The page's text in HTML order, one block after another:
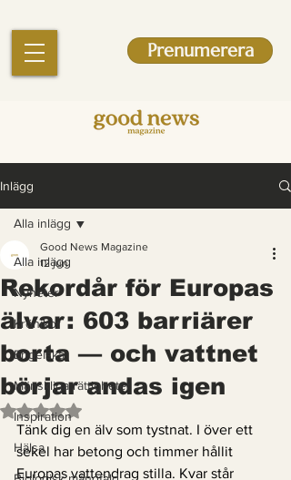
Prenumerera
Inlägg
Alla inlägg
Nyheter
Krönikor
Engelska
Mänskliga rättigheter
Inspiration
Hälsa
Alla inlägg
Rekordår för Europas
älvar: 603 barriärer
borta — och vattnet
börjar andas igen
Good News Magazine
12 juni
Betygsatt till NaN av 5 stjärnor.
Tänk dig en älv som tystnat. I över ett
sekel har betong och timmer hållit
Europas vattendrag stilla. Kvar står